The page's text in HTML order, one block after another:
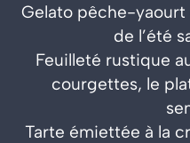
Gelato pêche-yaourt
de l’été
Feuilleté rustique
courgettes, le
Tarte émiettée à la